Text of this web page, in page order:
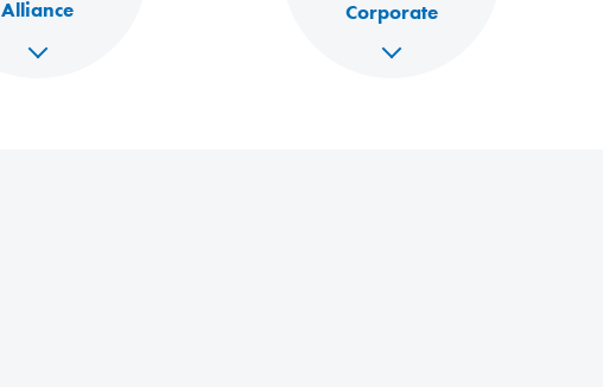
Alliance Corporate